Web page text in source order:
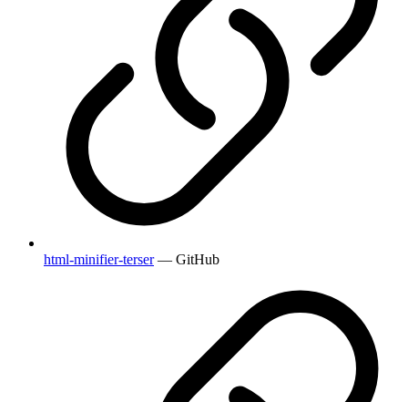
html-minifier-terser — GitHub